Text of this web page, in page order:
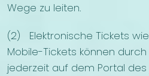
Wege zu leiten.
(2) Elektronische Tickets
Mobile-Tickets können
jederzeit auf dem Portal